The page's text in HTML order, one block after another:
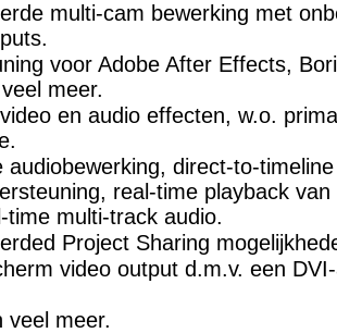
multi-cam bewerking met
voor Adobe After Effects,
meer.
en audio effecten, w.o.
audiobewerking, direct-to-
real-time playback
time multi-track audio.
Project Sharing
video output d.m.v. een
veel meer.